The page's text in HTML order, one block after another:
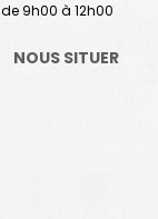
de 9h00 à 12h00
NOUS SITUER